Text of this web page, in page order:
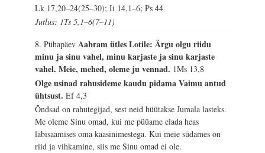
Lk 17,20–24(25–30); Ii 14,1–6; Ps 44
Jutlus: 1Ts 5,1–6(7–11)
8. Pühapäev Aabram ütles Lotile: Ärgu olgu riidu
minu ja sinu vahel, minu karjaste ja sinu karjaste
vahel. Meie, mehed, oleme ju vennad. 1Ms 13,8
Olge usinad rahusideme kaudu pidama Vaimu antud
ühtsust.Ef 4,3
Õndsad on rahutegijad, sest neid hüütakse Jumala lasteks.
Me oleme Sinu omad, kui me püüame elada heas
läbisaamises oma kaasinimestega. Kui meie südames on
riid ja vihkamine, siis me Sinu omad ei ole.